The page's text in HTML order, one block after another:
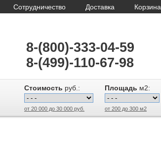
Сотрудничество Доставка Корзина
8-(800)-333-04-59
8-(499)-110-67-98
Стоимость руб.:
от 20 000 до 30 000 руб.
Площадь м2:
от 200 до 300 м2